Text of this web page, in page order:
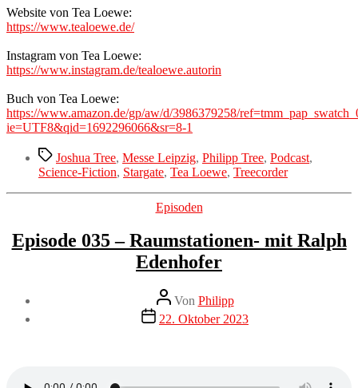
Website von Tea Loewe:
https://www.tealoewe.de/
Instagram von Tea Loewe:
https://www.instagram.de/tealoewe.autorin
Buch von Tea Loewe:
https://www.amazon.de/gp/aw/d/3986379258/
ie=UTF8&qid=1692296066&sr=8-1
Schlagwörter
Joshua Tree, Messe Leipzig, Philipp Tree, Podcast,
Science-Fiction, Stargate, Tea Loewe, Treecorder
Kategorien
Episoden
Episode 035 – Raumstationen- mit Ralph
Edenhofer
Beitragsautor
Von Philipp
Veröffentlichungsdatum
22. Oktober 2023